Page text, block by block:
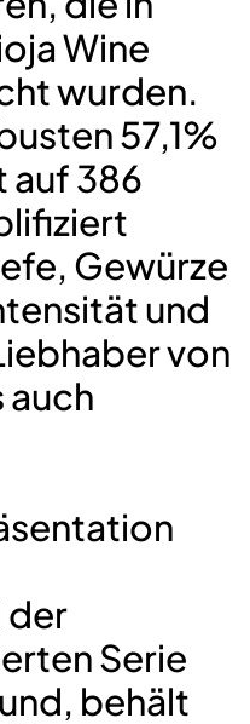
Wine
wurden.
57,1%
auf386
Gewürze
und
von
auch
der
Serie
behält